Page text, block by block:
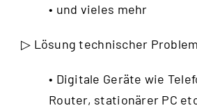
• und vieles mehr
▷ Lösung technischer
• Digitale Geräte wie
Router, stationärer PC